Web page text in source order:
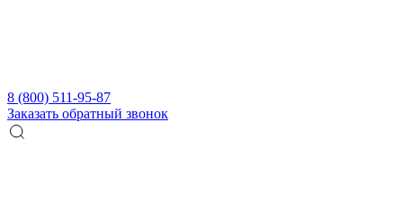
8 (800) 511-95-87
Заказать обратный звонок